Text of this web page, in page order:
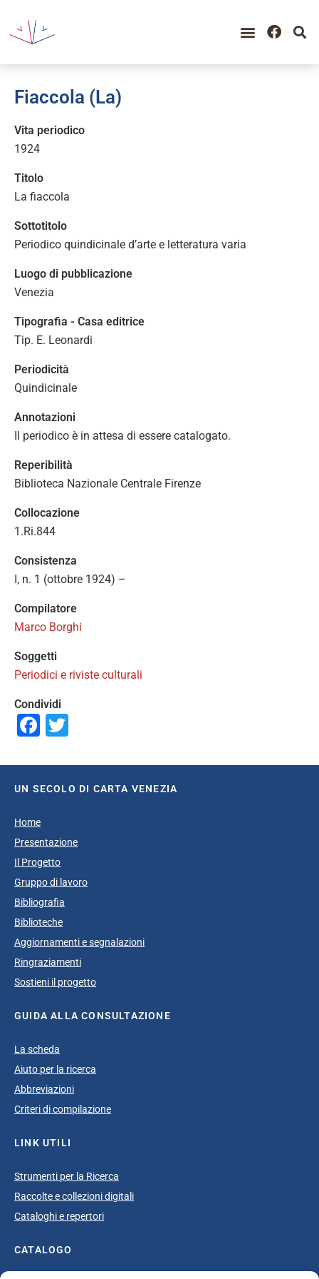
Fiaccola (La)
Vita periodico
1924
Titolo
La fiaccola
Sottotitolo
Periodico quindicinale d’arte e letteratura varia
Luogo di pubblicazione
Venezia
Tipografia - Casa editrice
Tip. E. Leonardi
Periodicità
Quindicinale
Annotazioni
Il periodico è in attesa di essere catalogato.
Reperibilità
Biblioteca Nazionale Centrale Firenze
Collocazione
1.Ri.844
Consistenza
I, n. 1 (ottobre 1924) –
Compilatore
Marco Borghi
Soggetti
Periodici e riviste culturali
Condividi
Facebook
UN SECOLO DI CARTA VENEZIA
Home
Presentazione
Il Progetto
Gruppo di lavoro
Bibliografia
Biblioteche
Aggiornamenti e segnalazioni
Ringraziamenti
Sostieni il progetto
GUIDA ALLA CONSULTAZIONE
La scheda
Aiuto per la ricerca
Abbreviazioni
Criteri di compilazione
LINK UTILI
Strumenti per la Ricerca
Raccolte e collezioni digitali
Cataloghi e repertori
CATALOGO